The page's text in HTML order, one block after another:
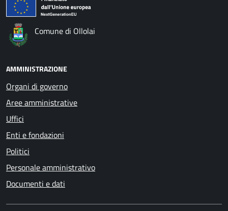
Comune di Ollolai
AMMINISTRAZIONE
Organi di governo
Aree amministrative
Uffici
Enti e fondazioni
Politici
Personale amministrativo
Documenti e dati